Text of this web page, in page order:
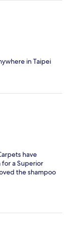
in Taipei
have
for a Superior
the shampoo